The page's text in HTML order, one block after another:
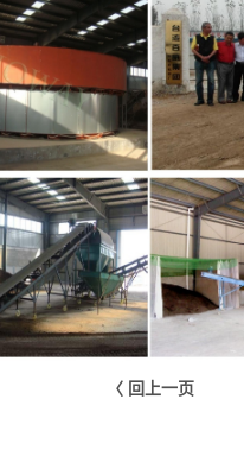
〈 回上一页